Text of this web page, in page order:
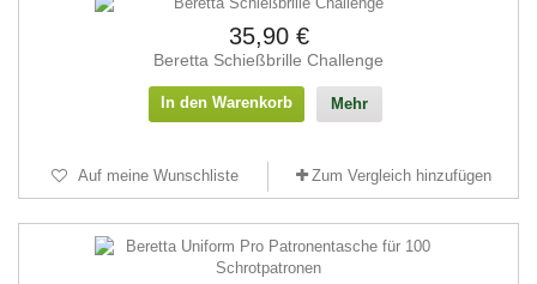
35,90 €
Beretta Schießbrille Challenge
In den Warenkorb Mehr
Auf meine Wunschliste Zum Vergleich hinzufügen